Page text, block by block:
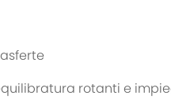
rotanti e